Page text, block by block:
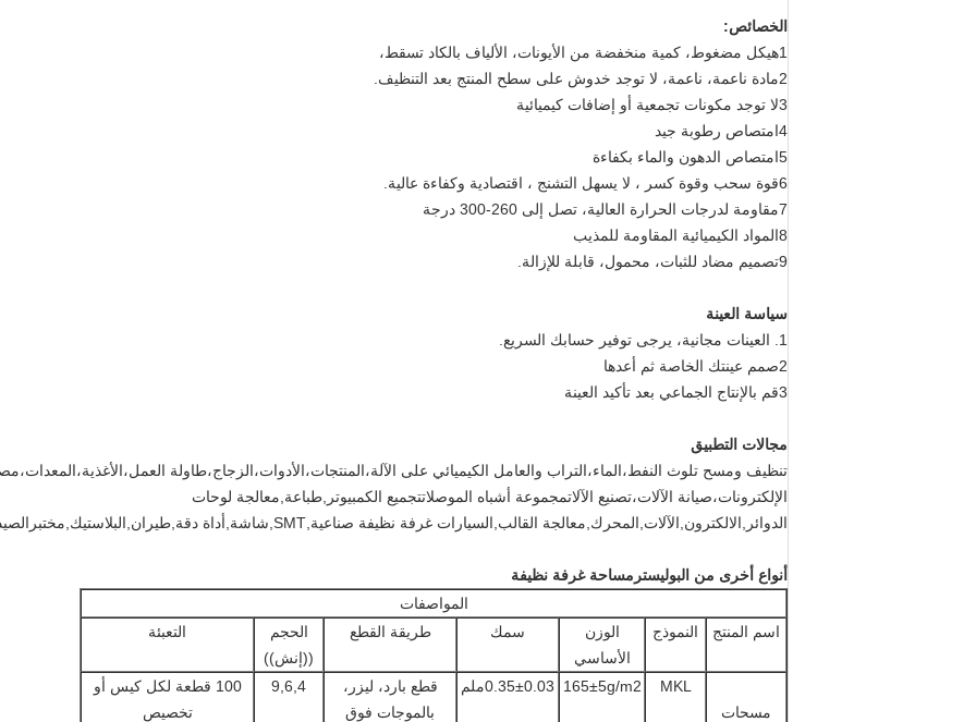
الخصائص:
1هيكل مضغوط، كمية منخفضة من الأيونات، الألياف بالكاد تسقط،
2مادة ناعمة، ناعمة، لا توجد خدوش على سطح المنتج بعد التنظيف.
3لا توجد مكونات تجمعية أو إضافات كيميائية
4امتصاص رطوبة جيد
5امتصاص الدهون والماء بكفاءة
6قوة سحب وقوة كسر ، لا يسهل التشنج ، اقتصادية وكفاءة عالية.
7مقاومة لدرجات الحرارة العالية، تصل إلى 260-300 درجة
8المواد الكيميائية المقاومة للمذيب
9تصميم مضاد للثبات، محمول، قابلة للإزالة.
سياسة العينة
1. العينات مجانية، يرجى توفير حسابك السريع.
2صمم عينتك الخاصة ثم أعدها
3قم بالإنتاج الجماعي بعد تأكيد العينة
مجالات التطبيق
تنظيف ومسح تلوث النفط،الماء،التراب والعامل الكيميائي على الآلة،المنتجات،الأدوات،الزجاج،طاولة
الإلكترونات،صيانة الآلات،تصنيع الآلاتمجموعة أشباه الموصلاتتجميع الكمبيوتر,طباعة,معالجة لوحات
الدوائر,الالكترون,الآلات,المحرك,معالجة القالب,السيارات غرفة نظيفة صناعية,SMT,شاشة,أداة دقة,طيران,البلاستيك,مختبرالصيدلية.
أنواع أخرى من البوليستر مساحة غرفة نظيفة
المواصفات
اسم المنتج
النموذج
الوزن
الأساسي
سمك طريقة القطع
الحجم
((إنش))
التعبئة
مسحات
MKL
165±5g/m2 0.35±0.03ملم
قطع بارد، ليزر،
بالموجات فوق
9,6,4
100 قطعة لكل كيس أو
تخصيص